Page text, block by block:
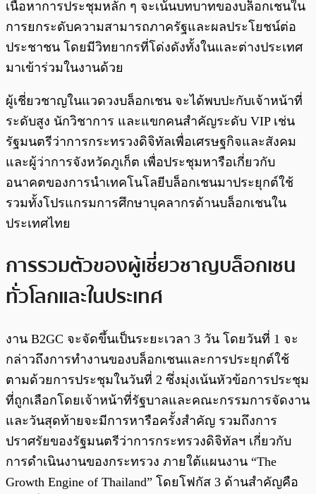
เนื้อหาการประชุมหลัก ๆ จะเน้นบทบาทของบล็อกเชนใน
การยกระดับความสามารถภาครัฐและผลประโยชน์ต่อ
ประชาชน โดยมีวิทยากรที่โด่งดังทั้งในและต่างประเทศ
มาเข้าร่วมในงานด้วย
ผู้เชี่ยวชาญในแวดวงบล็อกเชน จะได้พบปะกับเจ้าหน้าที่
ระดับสูง นักวิชาการ และแขกคนสำคัญระดับ VIP เช่น
รัฐมนตรีว่าการกระทรวงดิจิทัลเพื่อเศรษฐกิจและสังคม
และผู้ว่าการจังหวัดภูเก็ต เพื่อประชุมหารือเกี่ยวกับ
อนาคตของการนำเทคโนโลยีบล็อกเชนมาประยุกต์ใช้
รวมทั้งโปรแกรมการศึกษาบุคลากรด้านบล็อกเชนใน
ประเทศไทย
การรวมตัวของผู้เชี่ยวชาญบล็อกเชน
ทั่วโลกและในประเทศ
งาน B2GC จะจัดขึ้นเป็นระยะเวลา 3 วัน โดยวันที่ 1 จะ
กล่าวถึงการทำงานของบล็อกเชนและการประยุกต์ใช้
ตามด้วยการประชุมในวันที่ 2 ซึ่งมุ่งเน้นหัวข้อการประชุม
ที่ถูกเลือกโดยเจ้าหน้าที่รัฐบาลและคณะกรรมการจัดงาน
และวันสุดท้ายจะมีการหารือครั้งสำคัญ รวมถึงการ
ปราศรัยของรัฐมนตรีว่าการกระทรวงดิจิทัลฯ เกี่ยวกับ
การดำเนินงานของกระทรวง ภายใต้แผนงาน “The
Growth Engine of Thailand” โดยโฟกัส 3 ด้านสำคัญคือ